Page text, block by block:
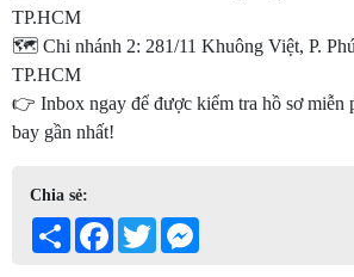
TP.HCM
🗺️ Chi nhánh 2: 281/11 Khuông Việt, P.
TP.HCM
👉 Inbox ngay để được kiểm tra hồ sơ
bay gần nhất!
Chia sẻ:
Share FacebookTwitter